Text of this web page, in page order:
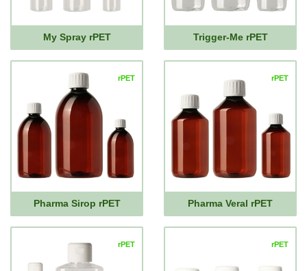
My Spray rPET Trigger-Me rPET
rPET
Pharma Sirop rPET
rPET
Pharma Veral rPET
rPET rPET